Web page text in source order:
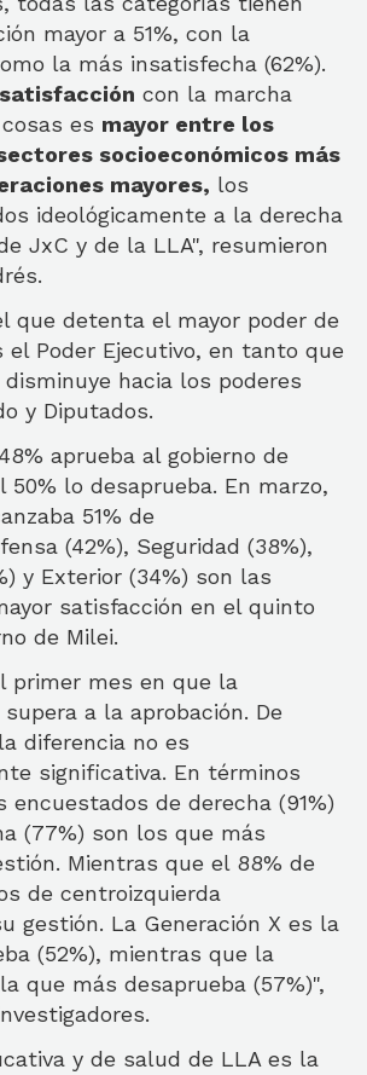
mayor a 51%, con la
la más insatisfecha (62%).
satisfacción con la marcha
es mayor entre los
socioeconómicos más
mayores, los
ideológicamente a la derecha
JxC y de la LLA", resumieron
que detenta el mayor poder de
el Poder Ejecutivo, en tanto que
hacia los poderes
y Diputados.
aprueba al gobierno de
50% lo desaprueba. En marzo,
51% de
(42%), Seguridad (38%),
y Exterior (34%) son las
satisfacción en el quinto
de Milei.
primer mes en que la
a la aprobación. De
diferencia no es
significativa. En términos
encuestados de derecha (91%)
(77%) son los que más
Mientras que el 88% de
de centroizquierda
gestión. La Generación X es la
(52%), mientras que la
que más desaprueba (57%)",
y de salud de LLA es la